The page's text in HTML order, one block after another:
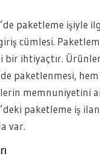
paketleme işiyle
cümlesi.
bir ihtiyaçtır.
paketlenmesi,
memnuniyetini
paketleme iş
var.